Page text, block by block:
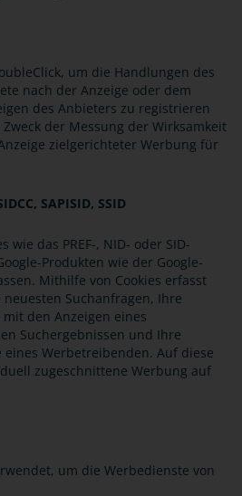
um die Handlungen des
nach der Anzeige oder dem
des Anbieters zu registrieren
der Messung der Wirksamkeit
zielgerichteter Werbung für
SAPISID, SSID
wie das PREF-, NID- oder SID-
Produkten wie der Google-
Mithilfe von Cookies erfasst
Suchanfragen, Ihre
den Anzeigen eines
Suchergebnissen und Ihre
eines Werbetreibenden. Auf diese
zugeschnittene Werbung auf
um die Werbedienste von